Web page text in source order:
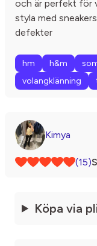
och är perfekt för
styla med
defekter
hm h&m
volangklänning
Kimya
(15)
Köpa via